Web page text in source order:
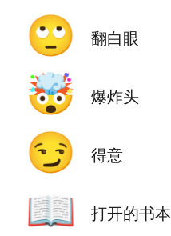
🙄
翻白眼
🤯 爆炸头
😏 得意
📖 打开的书本